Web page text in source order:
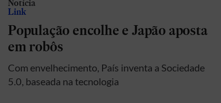
Notícia
Link
População encolhe e Japão aposta
em robôs
Com envelhecimento, País inventa a Sociedade
5.0, baseada na tecnologia